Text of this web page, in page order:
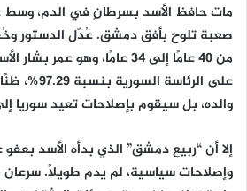
مات حافظ الأسد بسرطانٍ في الدم، وسط
صعبة تلوح بأفق دمشق. عُدّل الدستور
من 40 عامًا إلى 34 عامًا، وهو
على الرئاسة
والده، بل سيقوم بإصلاحات تعيد سوريا
إلا أن “ربيع دمشق” الذي بدأه الأسد
وإصلاحات سياسية، لم يدم طويلاً. سرعان